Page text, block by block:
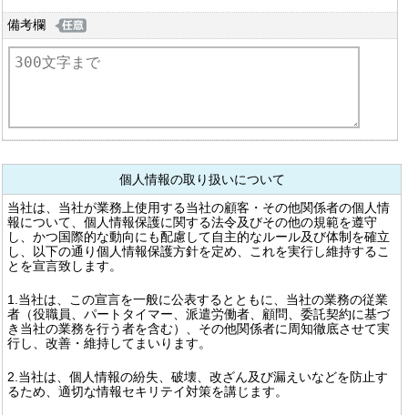
備考欄
個人情報の取り扱いについて
当社は、当社が業務上使用する当社の顧客・その他関係者の個人情
報について、個人情報保護に関する法令及びその他の規範を遵守
し、かつ国際的な動向にも配慮して自主的なルール及び体制を確立
し、以下の通り個人情報保護方針を定め、これを実行し維持するこ
とを宣言致します。
1.当社は、この宣言を一般に公表するとともに、当社の業務の従業
者（役職員、パートタイマー、派遣労働者、顧問、委託契約に基づ
き当社の業務を行う者を含む）、その他関係者に周知徹底させて実
行し、改善・維持してまいります。
2.当社は、個人情報の紛失、破壊、改ざん及び漏えいなどを防止す
るため、適切な情報セキリテイ対策を講じます。